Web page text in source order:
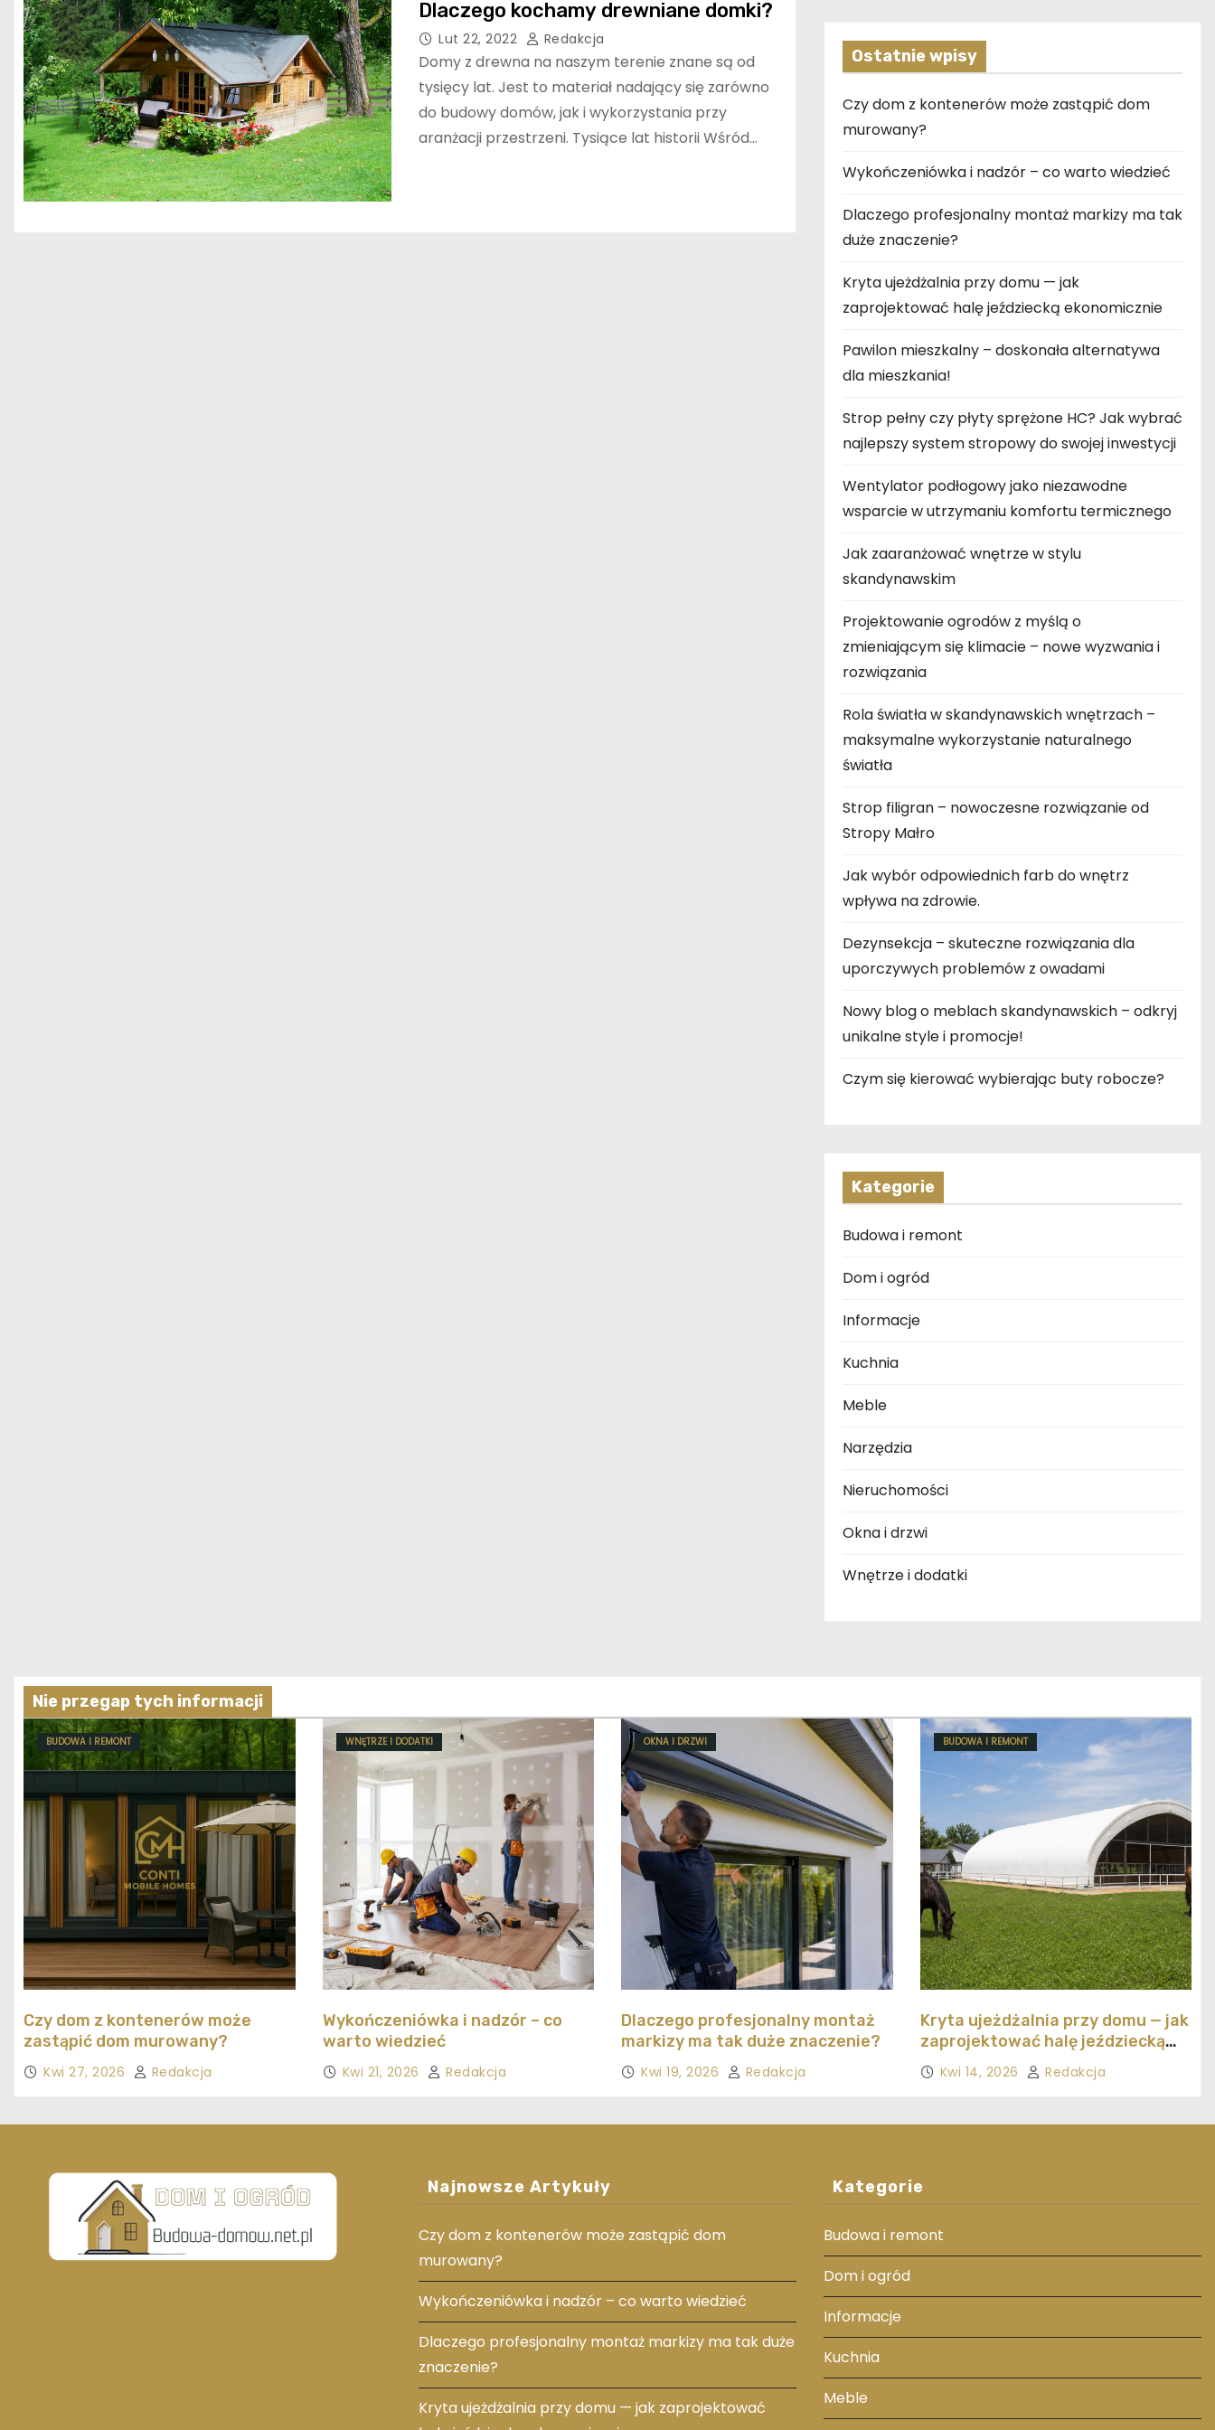
Dlaczego kochamy drewniane domki?
Lut 22, 2022 Redakcja
Domy z drewna na naszym terenie znane są od
tysięcy lat. Jest to materiał nadający się zarówno
do budowy domów, jak i wykorzystania przy
aranżacji przestrzeni. Tysiące lat historii Wśród…
Ostatnie wpisy
Czy dom z kontenerów może zastąpić dom
murowany?
Wykończeniówka i nadzór – co warto wiedzieć
Dlaczego profesjonalny montaż markizy ma tak
duże znaczenie?
Kryta ujeżdżalnia przy domu — jak
zaprojektować halę jeździecką ekonomicznie
Pawilon mieszkalny – doskonała alternatywa
dla mieszkania!
Strop pełny czy płyty sprężone HC? Jak wybrać
najlepszy system stropowy do swojej inwestycji
Wentylator podłogowy jako niezawodne
wsparcie w utrzymaniu komfortu termicznego
Jak zaaranżować wnętrze w stylu
skandynawskim
Projektowanie ogrodów z myślą o
zmieniającym się klimacie – nowe wyzwania i
rozwiązania
Rola światła w skandynawskich wnętrzach –
maksymalne wykorzystanie naturalnego
światła
Strop filigran – nowoczesne rozwiązanie od
Stropy Małro
Jak wybór odpowiednich farb do wnętrz
wpływa na zdrowie.
Dezynsekcja – skuteczne rozwiązania dla
uporczywych problemów z owadami
Nowy blog o meblach skandynawskich – odkryj
unikalne style i promocje!
Czym się kierować wybierając buty robocze?
Kategorie
Budowa i remont
Dom i ogród
Informacje
Kuchnia
Meble
Narzędzia
Nieruchomości
Okna i drzwi
Wnętrze i dodatki
Nie przegap tych informacji
BUDOWA I REMONT
Czy dom z kontenerów może
zastąpić dom murowany?
Kwi 27, 2026 Redakcja
WNĘTRZE I DODATKI
Wykończeniówka i nadzór – co
warto wiedzieć
Kwi 21, 2026 Redakcja
OKNA I DRZWI
Dlaczego profesjonalny montaż
markizy ma tak duże znaczenie?
Kwi 19, 2026 Redakcja
BUDOWA I REMONT
Kryta ujeżdżalnia przy domu — jak
zaprojektować halę jeździecką
ekonomicznie
Kwi 14, 2026 Redakcja
Najnowsze Artykuły
Czy dom z kontenerów może zastąpić dom
murowany?
Wykończeniówka i nadzór – co warto wiedzieć
Dlaczego profesjonalny montaż markizy ma tak duże
znaczenie?
Kryta ujeżdżalnia przy domu — jak zaprojektować
Kategorie
Budowa i remont
Dom i ogród
Informacje
Kuchnia
Meble